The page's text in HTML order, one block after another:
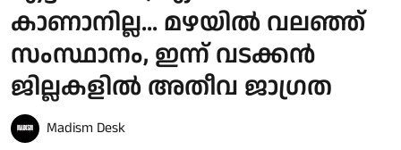
കാണാനില്ല... മഴയിൽ വലഞ്ഞ്
സംസ്ഥാനം, ഇന്ന് വടക്കൻ
ജില്ലകളിൽ അതീവ ജാഗ്രത
Madism Desk